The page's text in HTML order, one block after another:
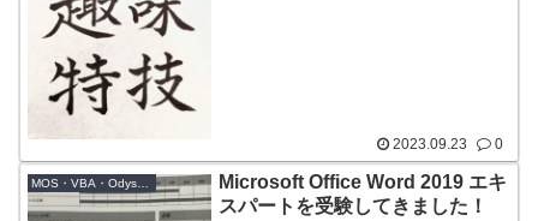
2023.09.23 0
MOS・VBA・Odyssey系CBT
Microsoft Office Word 2019 エキ
スパートを受験してきました！